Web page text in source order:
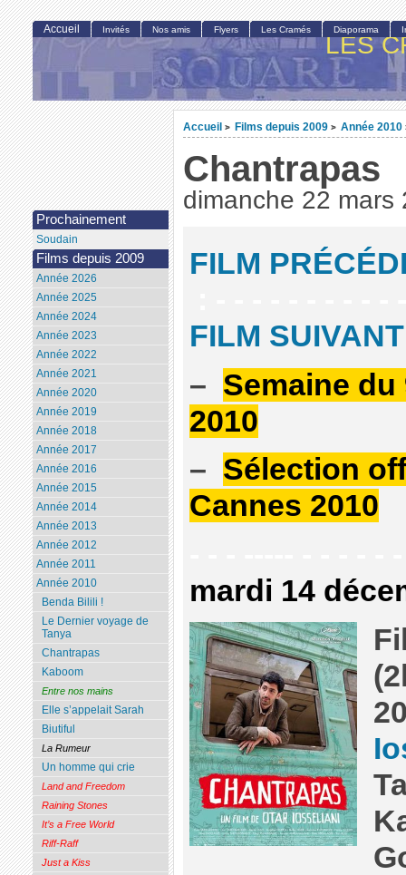
LES
Accueil > Films depuis 2009 > Année 2010
Chantrapas
dimanche 22 mars
FILM
FILM SUIVANT
– Semaine du
2010
– Sélection
Cannes 2010
mardi 14
Accueil Invités Nos amis Flyers Les Cramés Diaporama
Prochainement
Soudain
Films depuis 2009
Année 2026
Année 2025
Année 2024
Année 2023
Année 2022
Année 2021
Année 2020
Année 2019
Année 2018
Année 2017
Année 2016
Année 2015
Année 2014
Année 2013
Année 2012
Année 2011
Année 2010
Benda Bilili !
Le Dernier voyage de
Tanya
Chantrapas
Kaboom
Entre nos mains
Elle s’appelait Sarah
Biutiful
La Rumeur
Un homme qui crie
Land and Freedom
Raining Stones
It’s a Free World
Riff-Raff
Just a Kiss